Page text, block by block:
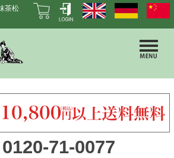
茶松
0120-71-0077